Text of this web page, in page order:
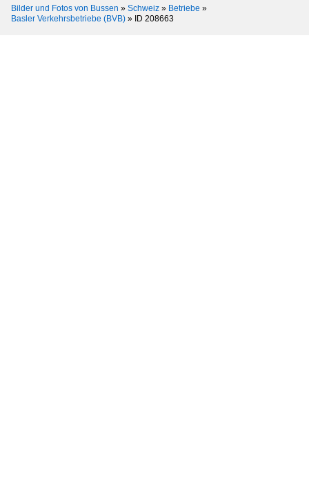
Bilder und Fotos von Bussen » Schweiz » Betriebe »
Basler Verkehrsbetriebe (BVB) » ID 208663